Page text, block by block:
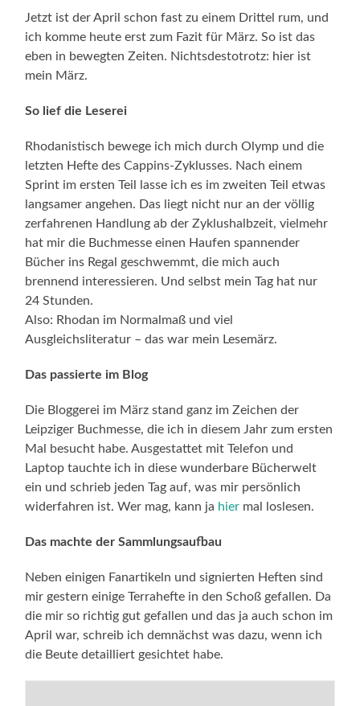
Jetzt ist der April schon fast zu einem Drittel rum, und
ich komme heute erst zum Fazit für März. So ist das
eben in bewegten Zeiten. Nichtsdestotrotz: hier ist
mein März.
So lief die Leserei
Rhodanistisch bewege ich mich durch Olymp und die
letzten Hefte des Cappins-Zyklusses. Nach einem
Sprint im ersten Teil lasse ich es im zweiten Teil etwas
langsamer angehen. Das liegt nicht nur an der völlig
zerfahrenen Handlung ab der Zyklushalbzeit, vielmehr
hat mir die Buchmesse einen Haufen spannender
Bücher ins Regal geschwemmt, die mich auch
brennend interessieren. Und selbst mein Tag hat nur
24 Stunden.
Also: Rhodan im Normalmaß und viel
Ausgleichsliteratur – das war mein Lesemärz.
Das passierte im Blog
Die Bloggerei im März stand ganz im Zeichen der
Leipziger Buchmesse, die ich in diesem Jahr zum ersten
Mal besucht habe. Ausgestattet mit Telefon und
Laptop tauchte ich in diese wunderbare Bücherwelt
ein und schrieb jeden Tag auf, was mir persönlich
widerfahren ist. Wer mag, kann ja hier mal loslesen.
Das machte der Sammlungsaufbau
Neben einigen Fanartikeln und signierten Heften sind
mir gestern einige Terrahefte in den Schoß gefallen. Da
die mir so richtig gut gefallen und das ja auch schon im
April war, schreib ich demnächst was dazu, wenn ich
die Beute detailliert gesichtet habe.